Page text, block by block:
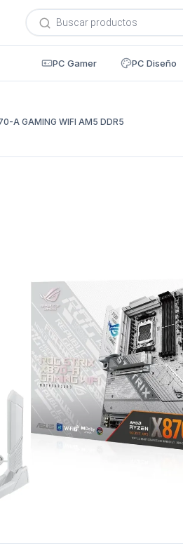
Búsqueda
de
productos
PC Gamer PC Diseño
A GAMING WIFI AM5 DDR5